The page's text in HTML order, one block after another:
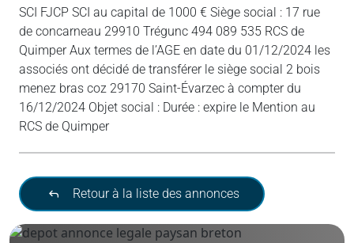
SCI FJCP SCI au capital de 1000 € Siège social : 17 rue
de concarneau 29910 Trégunc 494 089 535 RCS de
Quimper Aux termes de l’AGE en date du 01/12/2024 les
associés ont décidé de transférer le siège social 2 bois
menez bras coz 29170 Saint-Évarzec à compter du
16/12/2024 Objet social : Durée : expire le Mention au
RCS de Quimper
Retour à la liste des annonces